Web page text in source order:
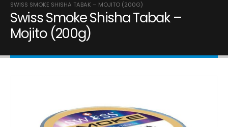
SWISS SMOKE SHISHA TABAK – MOJITO (200G)
Swiss Smoke Shisha Tabak –
Mojito (200g)